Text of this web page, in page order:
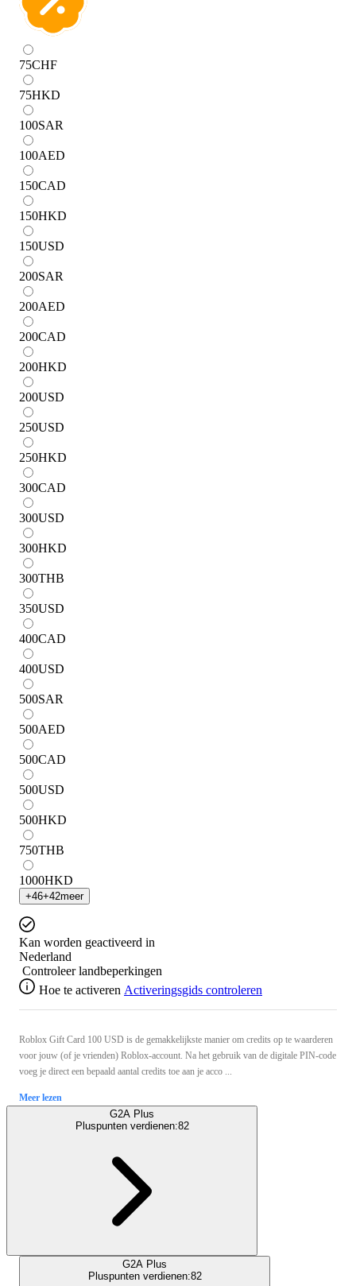
75CHF
75HKD
100SAR
100AED
150CAD
150HKD
150USD
200SAR
200AED
200CAD
200HKD
200USD
250USD
250HKD
300CAD
300USD
300HKD
300THB
350USD
400CAD
400USD
500SAR
500AED
500CAD
500USD
500HKD
750THB
1000HKD
+46+42meer
Kan worden geactiveerd in
Nederland
Controleer landbeperkingen
Hoe te activeren Activeringsgids controleren
Roblox Gift Card 100 USD is de gemakkelijkste manier om credits op te waarderen
voor jouw (of je vrienden) Roblox-account. Na het gebruik van de digitale PIN-code
voeg je direct een bepaald aantal credits toe aan je acco ...
Meer lezen
G2A Plus
Pluspunten verdienen:82
G2A Plus
Pluspunten verdienen:82